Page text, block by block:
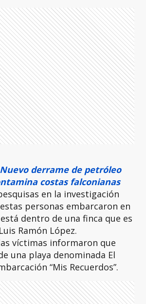
Nuevo derrame de petróleo
costas falconianas
en la investigación
personas embarcaron en
dentro de una finca que es
Ramón López.
víctimas informaron que
una playa denominada El
“Mis Recuerdos”.